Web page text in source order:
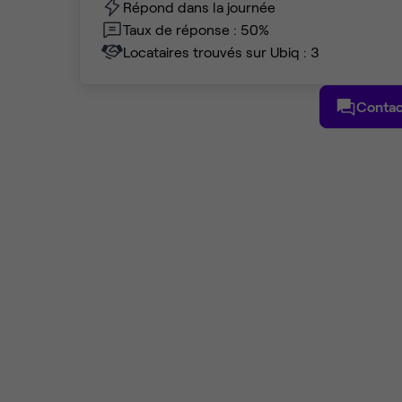
Répond dans la journée
Taux de réponse : 50%
Locataires trouvés sur Ubiq : 3